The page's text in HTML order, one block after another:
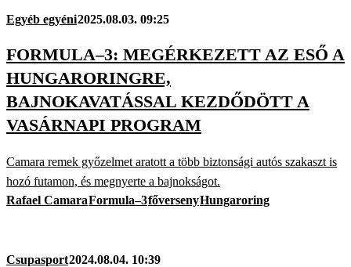
Egyéb egyéni2025.08.03. 09:25
FORMULA–3: MEGÉRKEZETT AZ ESŐ A
HUNGARORINGRE,
BAJNOKAVATÁSSAL KEZDŐDÖTT A
VASÁRNAPI PROGRAM
Camara remek győzelmet aratott a több biztonsági autós szakaszt is
hozó futamon, és megnyerte a bajnokságot.
Rafael CamaraFormula–3főversenyHungaroring
Csupasport2024.08.04. 10:39